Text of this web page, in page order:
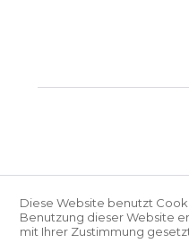
Diese Website benutzt
Benutzung dieser Website
mit Ihrer Zustimmung